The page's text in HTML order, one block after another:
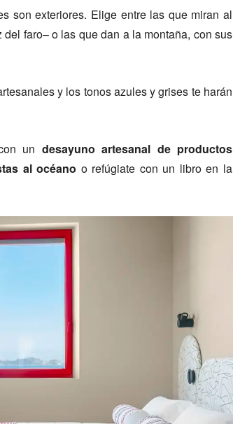
son exteriores. Elige entre las que miran al
faro– o las que dan a la montaña, con sus
y los tonos azules y grises te harán
un desayuno artesanal de productos
al océano o refúgiate con un libro en la